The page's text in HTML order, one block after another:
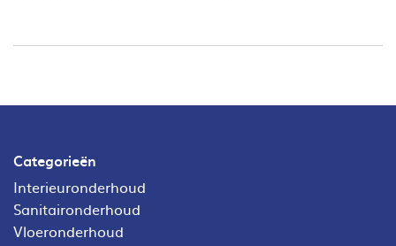
Categorieën
Interieuronderhoud
Sanitaironderhoud
Vloeronderhoud